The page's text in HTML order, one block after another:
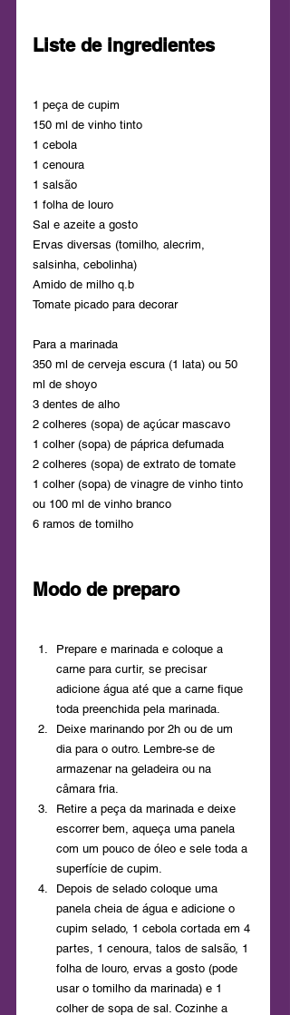
Liste de ingredientes
1 peça de cupim
150 ml de vinho tinto
1 cebola
1 cenoura
1 salsão
1 folha de louro
Sal e azeite a gosto
Ervas diversas (tomilho, alecrim,
salsinha, cebolinha)
Amido de milho q.b
Tomate picado para decorar
Para a marinada
350 ml de cerveja escura (1 lata) ou 50
ml de shoyo
3 dentes de alho
2 colheres (sopa) de açúcar mascavo
1 colher (sopa) de páprica defumada
2 colheres (sopa) de extrato de tomate
1 colher (sopa) de vinagre de vinho tinto
ou 100 ml de vinho branco
6 ramos de tomilho
Modo de preparo
Prepare e marinada e coloque a
carne para curtir, se precisar
adicione água até que a carne fique
toda preenchida pela marinada.
Deixe marinando por 2h ou de um
dia para o outro. Lembre-se de
armazenar na geladeira ou na
câmara fria.
Retire a peça da marinada e deixe
escorrer bem, aqueça uma panela
com um pouco de óleo e sele toda a
superfície de cupim.
Depois de selado coloque uma
panela cheia de água e adicione o
cupim selado, 1 cebola cortada em 4
partes, 1 cenoura, talos de salsão, 1
folha de louro, ervas a gosto (pode
usar o tomilho da marinada) e 1
colher de sopa de sal. Cozinhe a